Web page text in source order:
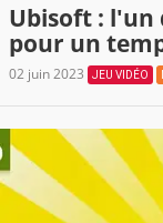
Ubisoft : l'un
pour un
02 juin 2023 JEU VIDÉO